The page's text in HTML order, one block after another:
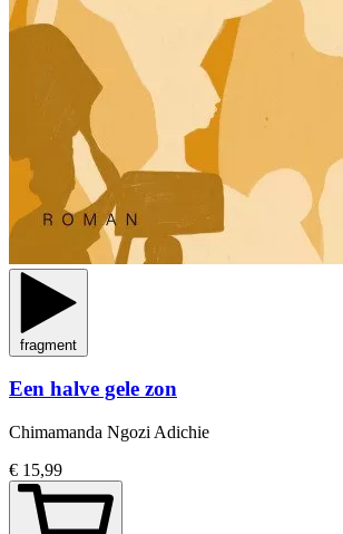
fragment
Een halve gele zon
Chimamanda Ngozi Adichie
€ 15,99